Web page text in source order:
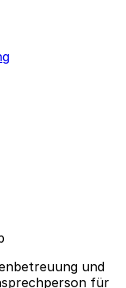
und
für